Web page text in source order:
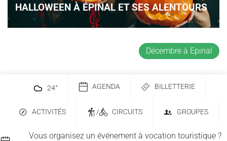
HALLOWEEN À ÉPINAL ET SES ALENTOURS
Décembre à Epinal
24° AGENDA BILLETTERIE
ACTIVITÉS / CIRCUITS GROUPES
Vous organisez un événement à vocation touristique ?